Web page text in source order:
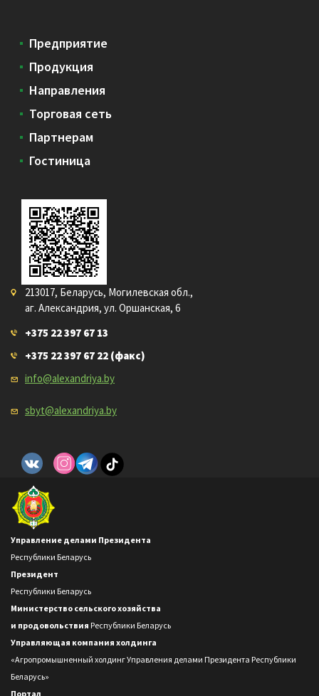
Предприятие
Продукция
Направления
Торговая сеть
Партнерам
Гостиница
213017, Беларусь, Могилевская обл.,
аг. Александрия, ул. Оршанская, 6
+375 22 397 67 13
+375 22 397 67 22 (факс)
info@alexandriya.by
sbyt@alexandriya.by
Управление делами Президента
Республики Беларусь
Президент
Республики Беларусь
Министерство сельского хозяйства
и продовольствия Республики Беларусь
Управляющая компания холдинга
«Агропромышненный холдинг Управления делами Президента Республики
Беларусь»
Портал